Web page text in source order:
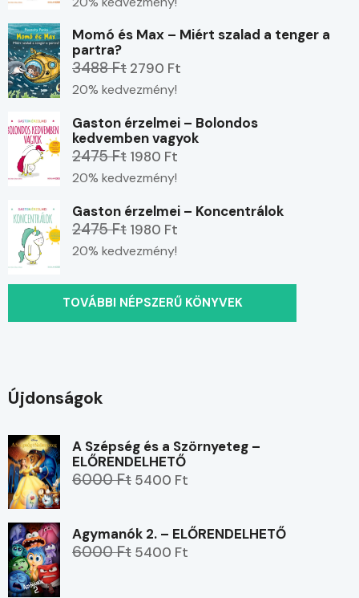
Momó és Max – Miért szalad a tenger a
partra?
3488 Ft 2790 Ft
20% kedvezmény!
Gaston érzelmei – Bolondos
kedvemben vagyok
2475 Ft 1980 Ft
20% kedvezmény!
Gaston érzelmei – Koncentrálok
2475 Ft 1980 Ft
20% kedvezmény!
TOVÁBBI NÉPSZERŰ KÖNYVEK
Újdonságok
A Szépség és a Szörnyeteg –
ELŐRENDELHETŐ
6000 Ft 5400 Ft
Agymanók 2. – ELŐRENDELHETŐ
6000 Ft 5400 Ft